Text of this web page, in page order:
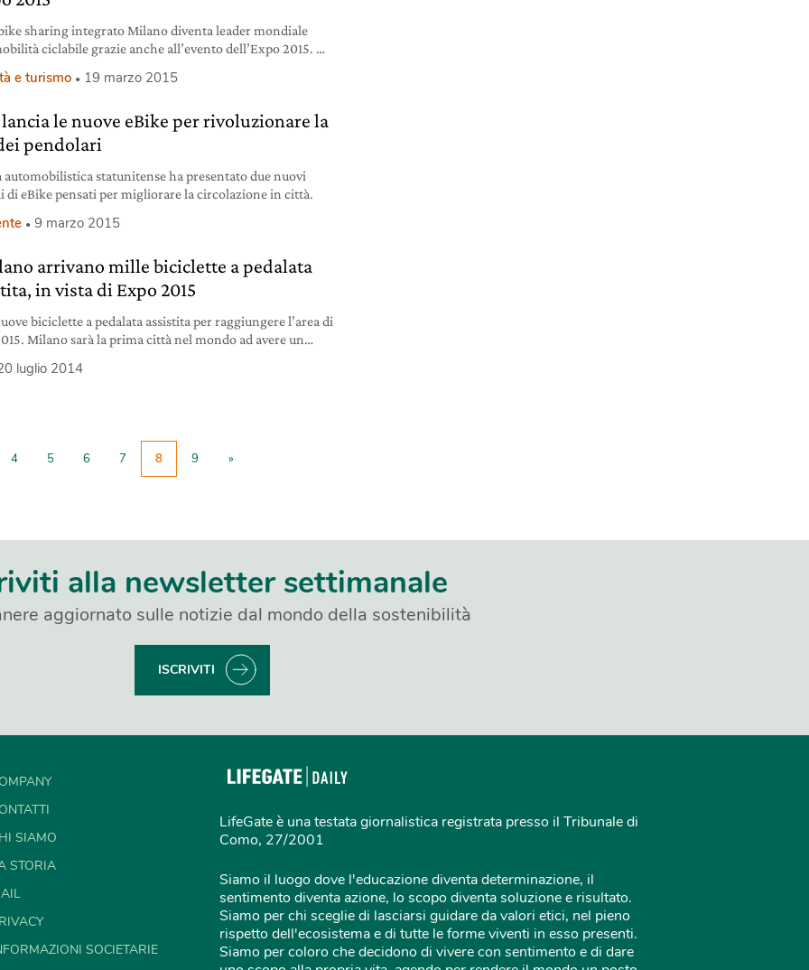
sharing integrato Milano diventa leader mondiale
ciclabile grazie anche all’evento dell’Expo 2015.
il sistema di condivisione di 3600 biciclette vedrà
altre mille bici a pedalata assistita. Ognuna delle 206
i modelli: si può prendere quella tradizionale
e turismo 19 marzo 2015
le nuove eBike per rivoluzionare la
pendolari
automobilistica statunitense ha presentato due nuovi
di eBike pensati per migliorare la circolazione in città.
9 marzo 2015
arrivano mille biciclette a pedalata
in vista di Expo 2015
biciclette a pedalata assistita per raggiungere l’area di
Milano sarà la prima città nel mondo ad avere un
assistita. L’intesa è già stata firmata a Milano il 17 luglio
luglio 2014
4 5 6 7 8 9 »
alla newsletter settimanale
aggiornato sulle notizie dal mondo della sostenibilità
ISCRIVITI
SIAMO
STORIA
SOCIETARIE
LifeGate è una testata giornalistica registrata presso il Tribunale di
Como, 27/2001
Siamo il luogo dove l'educazione diventa determinazione, il
sentimento diventa azione, lo scopo diventa soluzione e risultato.
Siamo per chi sceglie di lasciarsi guidare da valori etici, nel pieno
rispetto dell'ecosistema e di tutte le forme viventi in esso presenti.
Siamo per coloro che decidono di vivere con sentimento e di dare